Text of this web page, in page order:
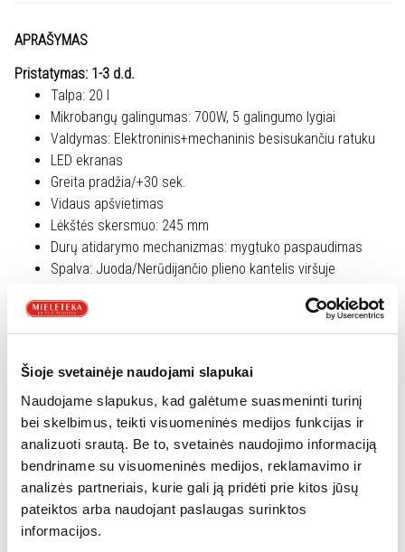
Šioje svetainėje naudojami slapukai
Naudojame slapukus, kad galėtume suasmeninti turinį
bei skelbimus, teikti visuomeninės medijos funkcijas ir
analizuoti srautą. Be to, svetainės naudojimo informaciją
bendriname su visuomeninės medijos, reklamavimo ir
analizės partneriais, kurie gali ją pridėti prie kitos jūsų
pateiktos arba naudojant paslaugas surinktos
informacijos.
APRAŠYMAS
Pristatymas: 1-3 d.d.
Talpa: 20 l
Mikrobangų galingumas: 700W, 5 galingumo lygiai
Valdymas: Elektroninis+mechaninis besisukančiu ratuku
LED ekranas
Greita pradžia/+30 sek.
Vidaus apšvietimas
Lėkštės skersmuo: 245 mm
Durų atidarymo mechanizmas: mygtuko paspaudimas
Spalva: Juoda/Nerūdijančio plieno kantelis viršuje
TECHNINĖS CHARAKTERISTIKOS
Montavimo tipas
Įmontuojama(s)
Mikrobangų krosnelės tipas
Be griliaus
Mikrobangų krosnelės
galingumas
700.0 W
Mikrobangų krosnelės
galingumo lygiai
Mikrobanginės talpa